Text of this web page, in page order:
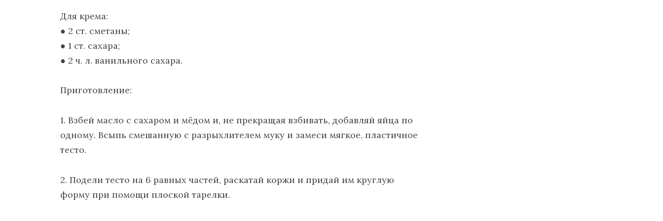
Для крема:
● 2 ст. сметаны;
● 1 ст. сахара;
● 2 ч. л. ванильного сахара.
Приготовление:
1. Взбей масло с сахаром и мëдом и, не прекращая взбивать, добавляй яйца по
одному. Всыпь смешанную с разрыхлителем муку и замеси мягкое, пластичное
тесто.
2. Подели тесто на 6 равных частей, раскатай коржи и придай им круглую
форму при помощи плоской тарелки.